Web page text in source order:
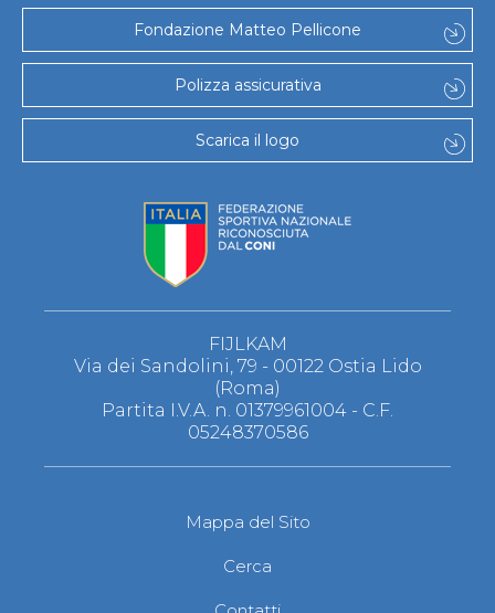
Fondazione Matteo Pellicone
Polizza assicurativa
Scarica il logo
FIJLKAM
Via dei Sandolini, 79 - 00122 Ostia Lido
(Roma)
Partita I.V.A. n. 01379961004 - C.F.
05248370586
Mappa del Sito
Cerca